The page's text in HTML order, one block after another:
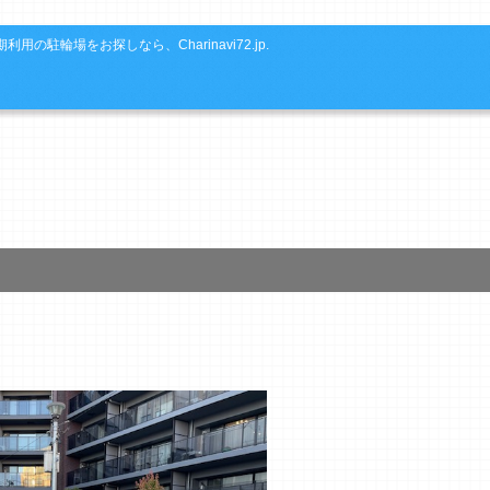
利用の駐輪場をお探しなら、Charinavi72.jp.